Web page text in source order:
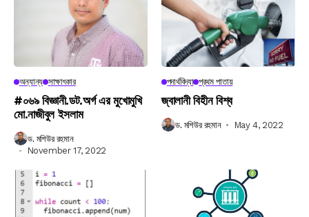
অন্যান্য সাক্ষাৎকার
#০৬৯ বিজ্ঞানী.ডট.অর্গ এর মুখোমুখি
মো.নাজীবুল ইসলাম
ড. মশিউর রহমান
November 17, 2022
পদার্থবিদ্যা প্রথম পাতায়
জ্বালানী বিহীন বিশ্ব
ড. মশিউর রহমান May 4, 2022